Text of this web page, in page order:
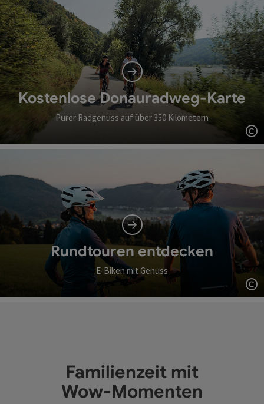
Kostenlose Donauradweg-Karte
Purer Radgenuss auf über 350 Kilometern
Rundtouren entdecken
E-Biken mit Genuss
Familienzeit mit
Wow-Momenten